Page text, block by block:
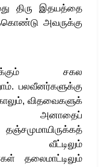
திரு இதயத்தை
அவருக்கு
சகல
. பலவீனர்களுக்கு
,விதவைகளுக்
அனாதைப்
தஞ்சமுமாயிருக்கத்
வீட்டிலும்
தலைமாட்டிலும்